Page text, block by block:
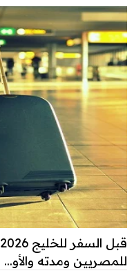
للمصريين ومدته والأو...